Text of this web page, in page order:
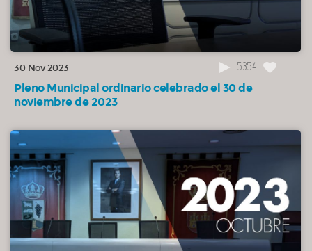
30 Nov 2023 5354
Pleno Municipal ordinario celebrado el 30 de
noviembre de 2023